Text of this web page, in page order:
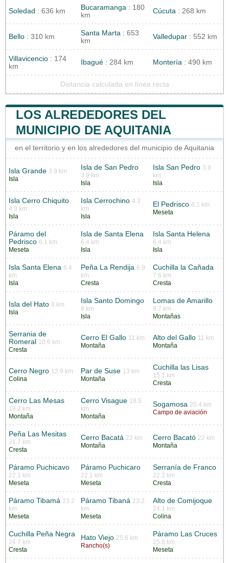
Soledad : 636 km Bucaramanga : 180
km
Cúcuta : 268 km
Bello : 310 km Santa Marta : 653
km
Valledupar : 552 km
Villavicencio : 174
km
Ibagué : 284 km Montería : 490 km
Distancia calculada en línea recta
LOS ALREDEDORES DEL
MUNICIPIO DE AQUITANIA
en el territorio y en los alrededores del municipio de Aquitania
Isla Grande 3.9 km
Isla
Isla de San Pedro
3.9 km
Isla
Isla San Pedro 3.9
km
Isla
Isla Cerro Chiquito
4.3 km
Isla
Isla Cerrochino 4.3
km
Isla
El Pedrisco 6.1 km
Meseta
Páramo del
Pedrisco 6.1 km
Meseta
Isla de Santa Elena
6.4 km
Isla
Isla Santa Helena
6.4 km
Isla
Isla Santa Elena 6.4
km
Isla
Peña La Rendija 6.9
km
Cresta
Cuchilla la Cañada
7.6 km
Cresta
Isla del Hato 8 km
Isla
Isla Santo Domingo
8 km
Isla
Lomas de Amarillo
9.7 km
Montañas
Serrania de
Romeral
10.6 km
Cresta
Cerro El Gallo 11 km
Montaña
Alto del Gallo 11 km
Montaña
Cerro Negro 12.9 km
Colina
Par de Suse 13 km
Montaña
Cuchilla las Lisas
15.1 km
Cresta
Cerro Las Mesas
18.2 km
Montaña
Cerro Visague 18.5
km
Montaña
Sogamosa 20.4 km
Campo de aviación
Peña Las Mesitas
21.7 km
Cresta
Cerro Bacatá 22 km
Montaña
Cerro Bacató 22 km
Montaña
Páramo Puchicavo
22.1 km
Meseta
Páramo Puchicaro
22.1 km
Meseta
Serranía de Franco
22.2 km
Cresta
Páramo Tibamá 23.2
km
Meseta
Páramo Tibaná 23.2
km
Meseta
Alto de Comijoque
24.1 km
Colina
Cuchilla Peña Negra
24.7 km
Cresta
Hato Viejo 25.6 km
Rancho(s)
Páramo Las Cruces
25.8 km
Meseta